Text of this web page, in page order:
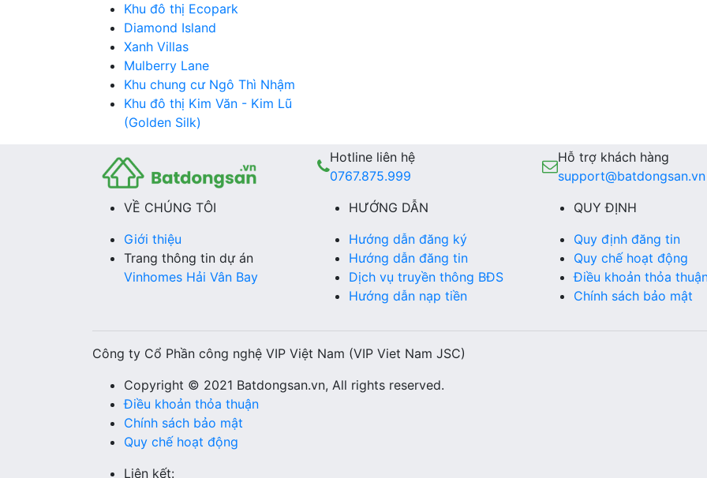
Khu đô thị Ecopark
Diamond Island
Xanh Villas
Mulberry Lane
Khu chung cư Ngô Thì Nhậm
Khu đô thị Kim Văn - Kim Lũ
(Golden Silk)
Hotline liên hệ
0767.875.999
Hỗ trợ khách hàng
support@batdongsan.vn
VỀ CHÚNG TÔI
Giới thiệu
Trang thông tin dự án
Vinhomes Hải Vân Bay
HƯỚNG DẪN
Hướng dẫn đăng ký
Hướng dẫn đăng tin
Dịch vụ truyền thông BĐS
Hướng dẫn nạp tiền
QUY ĐỊNH
Quy định đăng tin
Quy chế hoạt động
Điều khoản thỏa
Chính sách bảo mật
Công ty Cổ Phần công nghệ VIP Việt Nam (VIP Viet Nam JSC)
Copyright © 2021 Batdongsan.vn, All rights reserved.
Điều khoản thỏa thuận
Chính sách bảo mật
Quy chế hoạt động
Liên kết: